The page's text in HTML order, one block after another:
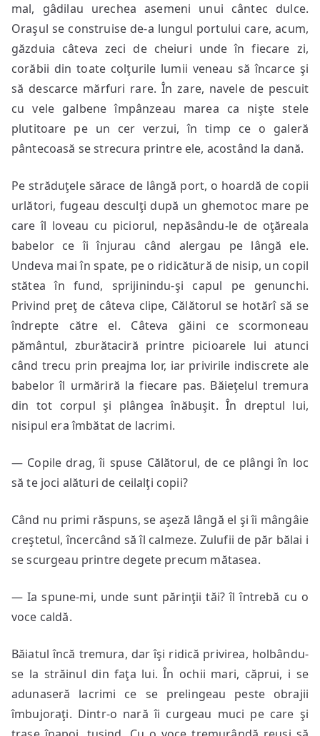
mal, gâdilau urechea asemeni unui cântec dulce.
Oraşul se construise de-a lungul portului care, acum,
găzduia câteva zeci de cheiuri unde în fiecare zi,
corăbii din toate colţurile lumii veneau să încarce şi
să descarce mărfuri rare. În zare, navele de pescuit
cu vele galbene împânzeau marea ca nişte stele
plutitoare pe un cer verzui, în timp ce o galeră
pântecoasă se strecura printre ele, acostând la dană.
Pe străduţele sărace de lângă port, o hoardă de copii
urlători, fugeau desculţi după un ghemotoc mare pe
care îl loveau cu piciorul, nepăsându-le de oţăreala
babelor ce îi înjurau când alergau pe lângă ele.
Undeva mai în spate, pe o ridicătură de nisip, un copil
stătea în fund, sprijinindu-şi capul pe genunchi.
Privind preţ de câteva clipe, Călătorul se hotărî să se
îndrepte către el. Câteva găini ce scormoneau
pământul, zburătaciră printre picioarele lui atunci
când trecu prin preajma lor, iar privirile indiscrete ale
babelor îl urmăriră la fiecare pas. Băieţelul tremura
din tot corpul şi plângea înăbuşit. În dreptul lui,
nisipul era îmbătat de lacrimi.
— Copile drag, îi spuse Călătorul, de ce plângi în loc
să te joci alături de ceilalţi copii?
Când nu primi răspuns, se aşeză lângă el şi îi mângâie
creştetul, încercând să îl calmeze. Zulufii de păr bălai i
se scurgeau printre degete precum mătasea.
— Ia spune-mi, unde sunt părinţii tăi? îl întrebă cu o
voce caldă.
Băiatul încă tremura, dar îşi ridică privirea, holbându-
se la străinul din faţa lui. În ochii mari, căprui, i se
adunaseră lacrimi ce se prelingeau peste obrajii
îmbujoraţi. Dintr-o nară îi curgeau muci pe care şi